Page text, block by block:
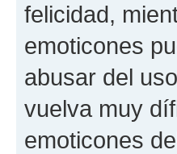
felicidad,
emoticones
abusar del
vuelva muy
emoticones